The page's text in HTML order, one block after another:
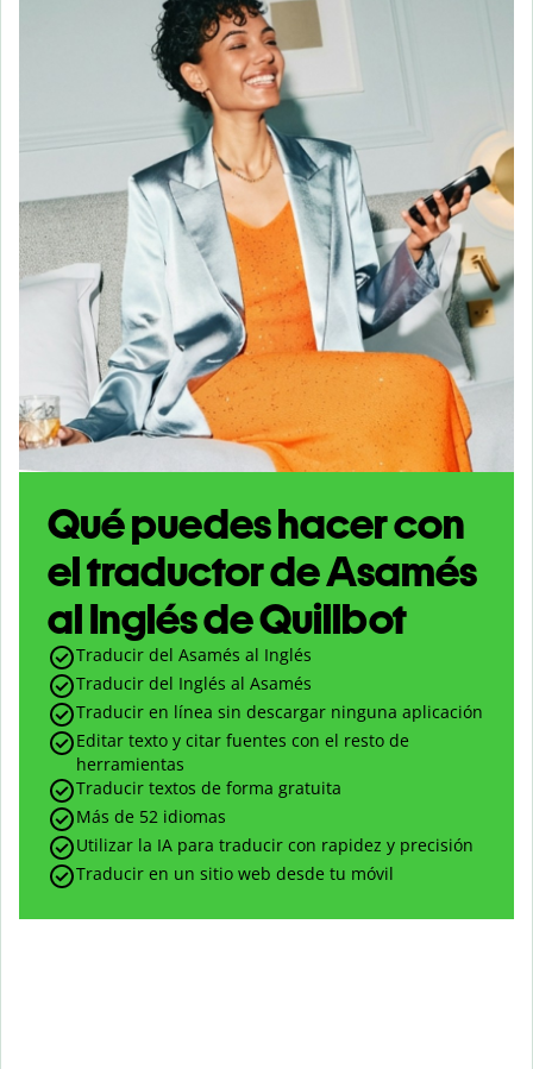
Qué puedes hacer con
el traductor de Asamés
al Inglés de Quillbot
Traducir del Asamés al Inglés
Traducir del Inglés al Asamés
Traducir en línea sin descargar ninguna aplicación
Editar texto y citar fuentes con el resto de
herramientas
Traducir textos de forma gratuita
Más de 52 idiomas
Utilizar la IA para traducir con rapidez y precisión
Traducir en un sitio web desde tu móvil